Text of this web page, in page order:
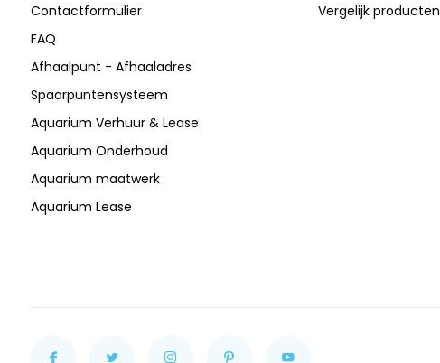
Contactformulier
FAQ
Afhaalpunt - Afhaaladres
Spaarpuntensysteem
Aquarium Verhuur & Lease
Aquarium Onderhoud
Aquarium maatwerk
Aquarium Lease
Vergelijk producten